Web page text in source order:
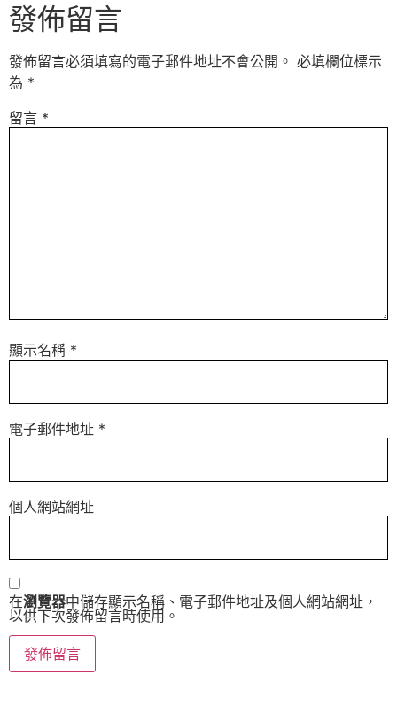
發佈留言
發佈留言必須填寫的電子郵件地址不會公開。 必填欄位標示
為 *
留言 *
顯示名稱 *
電子郵件地址 *
個人網站網址
在瀏覽器中儲存顯示名稱、電子郵件地址及個人網站網址，
以供下次發佈留言時使用。